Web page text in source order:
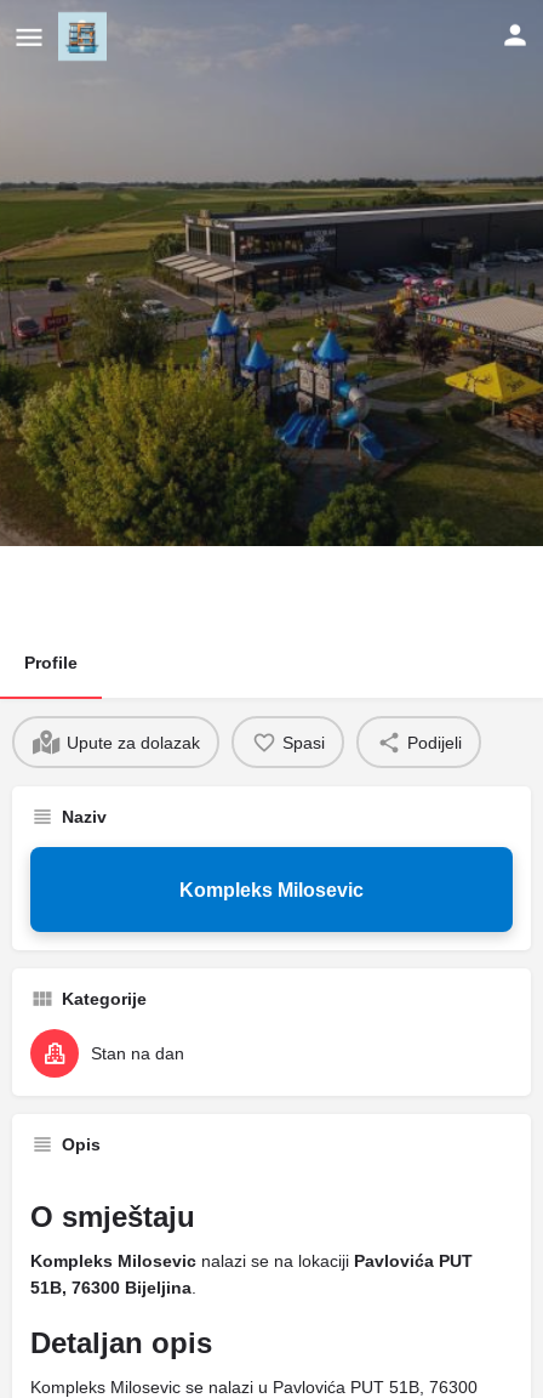
Kompleks Milosevic
Profile
Upute za dolazak Spasi Podijeli
Naziv
Kompleks Milosevic
Kategorije
Stan na dan
Opis
O smještaju
Kompleks Milosevic nalazi se na lokaciji Pavlovića PUT
51B, 76300 Bijeljina
Detaljan opis
Kompleks Milosevic se nalazi u Pavlovića PUT 51B, 76300